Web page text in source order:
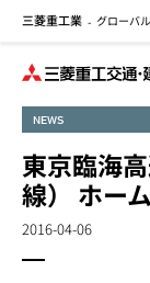
三菱重工業 - グローバ
NEWS
東京臨海
線） ホー
2016-04-06